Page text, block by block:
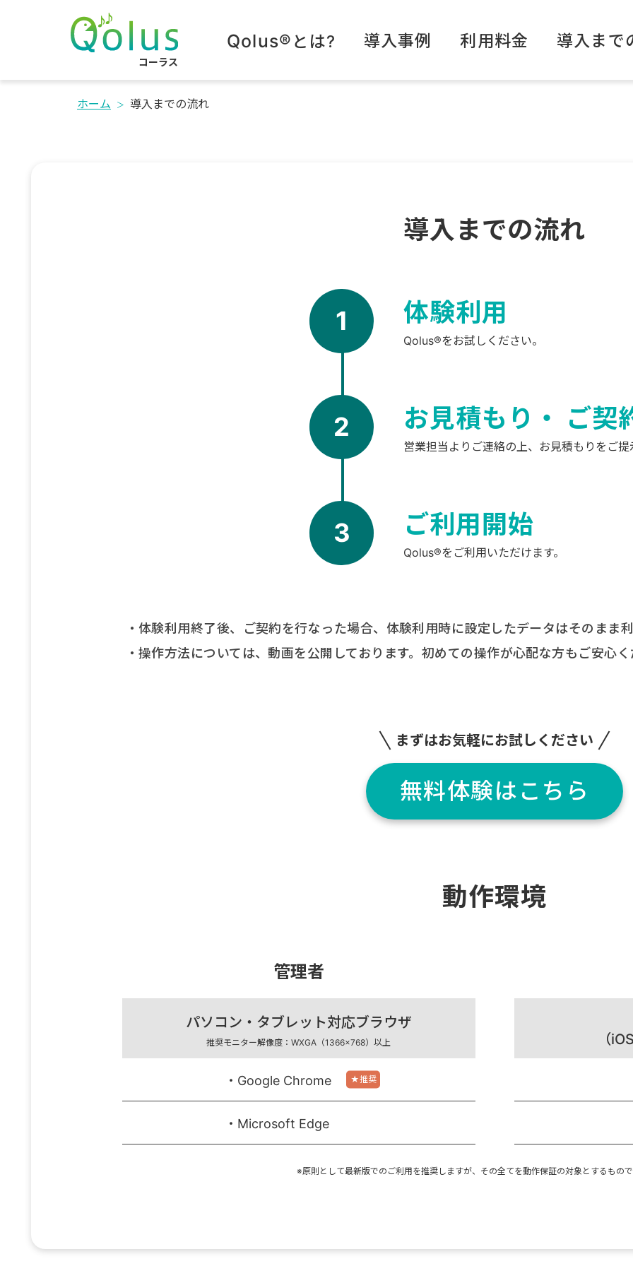
コーラス
Qolus® とは? 導入事例 利用料金 導入まで
ホーム 導入までの流れ
導入までの流れ
1 体験利用
Qolus®をお試しください。
2 お見積もり・ ご契
営業担当よりご連絡の上、お見積もりをご提
3 ご利用開始
Qolus®をご利用いただけます。
・体験利用終了後、ご契約を行なった場合、体験利用時に設定したデータはそのまま
・操作方法については、動画を公開しております。初めての操作が心配な方もご安心
まずはお気軽にお試しください
無料体験はこちら
動作環境
管理者
パソコン・タブレット対応ブラウザ
推奨モニター解像度：WXGA（1366×768）以上
・Google Chrome
・Microsoft Edge
（
※原則として最新版でのご利用を推奨しますが、その全てを動作保証の対象とするもの